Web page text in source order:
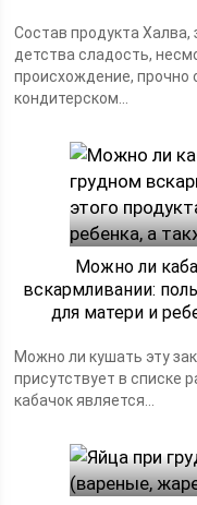
Состав продукта
детства сладость,
происхождение, прочно
кондитерском...
Можно ли
вскармливании:
для матери и
Можно ли кушать эту
присутствует в списке
кабачок является...